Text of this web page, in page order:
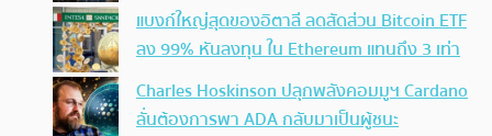
แบงก์ใหญ่สุดของอิตาลี ลดสัดส่วน Bitcoin ETF
ลง 99% หันลงทุน ใน Ethereum แทนถึง 3 เท่า
Charles Hoskinson ปลุกพลังคอมมูฯ Cardano
ลั่นต้องการพา ADA กลับมาเป็นผู้ชนะ